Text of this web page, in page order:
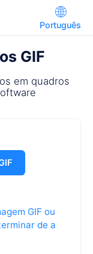
Português
GIF
em quadros
GIF ou
de a